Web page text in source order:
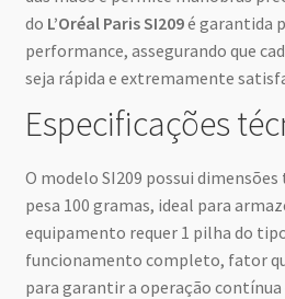
do L’Oréal Paris SI209é garantida
performance, assegurando que
seja rápida e extremamente
Especificações
O modelo SI209 possui dimensões
pesa 100 gramas, ideal para
equipamento requer 1 pilha do
funcionamento completo, fator
para garantir a operação contínua